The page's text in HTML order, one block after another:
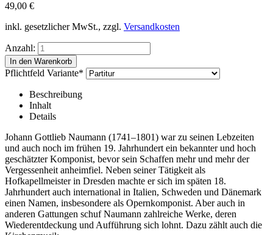
49,00 €
inkl. gesetzlicher MwSt., zzgl. Versandkosten
Anzahl:
Pflichtfeld Variante*
Beschreibung
Inhalt
Details
Johann Gottlieb Naumann (1741–1801) war zu seinen Lebzeiten
und auch noch im frühen 19. Jahrhundert ein bekannter und hoch
geschätzter Komponist, bevor sein Schaffen mehr und mehr der
Vergessenheit anheimfiel. Neben seiner Tätigkeit als
Hofkapellmeister in Dresden machte er sich im späten 18.
Jahrhundert auch international in Italien, Schweden und Dänemark
einen Namen, insbesondere als Opernkomponist. Aber auch in
anderen Gattungen schuf Naumann zahlreiche Werke, deren
Wiederentdeckung und Aufführung sich lohnt. Dazu zählt auch die